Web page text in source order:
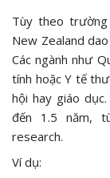
Tùy theo
New Zealand
Các ngành như
tính hoặc Y tế
hội hay giáo
đến 1.5 năm,
research.
Ví dụ: